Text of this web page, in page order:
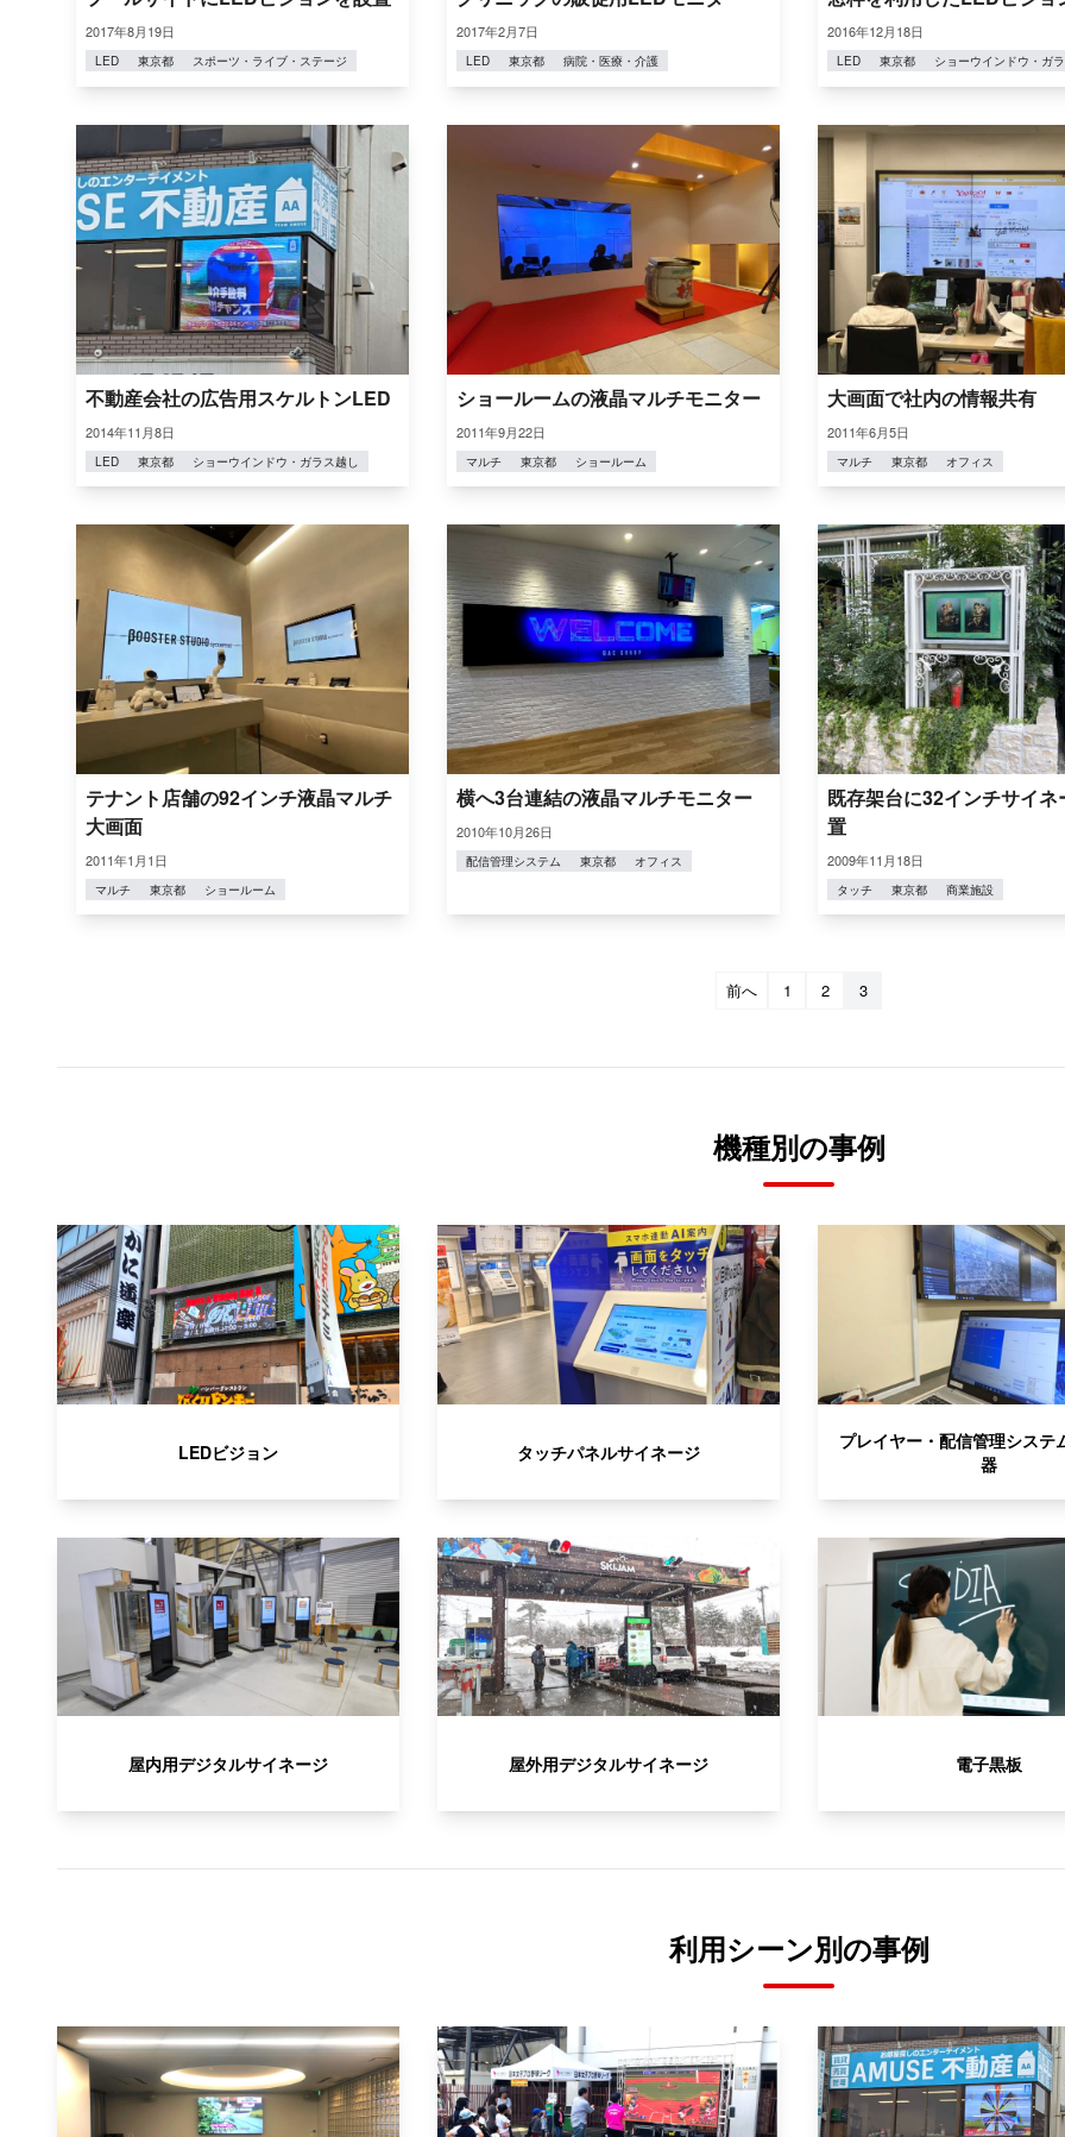
2017年8月19日
LED 東京都 スポーツ・ライブ・ステージ
2017年2月7日
LED 東京都 病院・医療・介護
2016年12月18日
LED 東京都 ショーウインドウ・ガ
不動産会社の広告用スケルトンLED
2014年11月8日
LED 東京都 ショーウインドウ・ガラス越し
ショールームの液晶マルチモニター
2011年9月22日
マルチ 東京都 ショールーム
大画面で社内の情報共有
2011年6月5日
マルチ 東京都 オフィス
テナント店舗の92インチ液晶マルチ
大画面
2011年1月1日
マルチ 東京都 ショールーム
横へ3台連結の液晶マルチモニター
2010年10月26日
配信管理システム 東京都 オフィス
既存架台に32インチサイネ
置
2009年11月18日
タッチ 東京都 商業施設
前へ 1 2 3
機種別の事例
LEDビジョン タッチパネルサイネージ
プレイヤー・配信管理システ
器
屋内用デジタルサイネージ 屋外用デジタルサイネージ 電子黒板
利用シーン別の事例